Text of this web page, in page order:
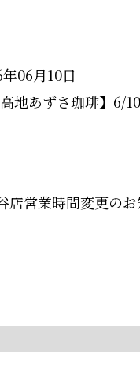
06月10日
高地あずさ珈琲】6/
店営業時間変更の